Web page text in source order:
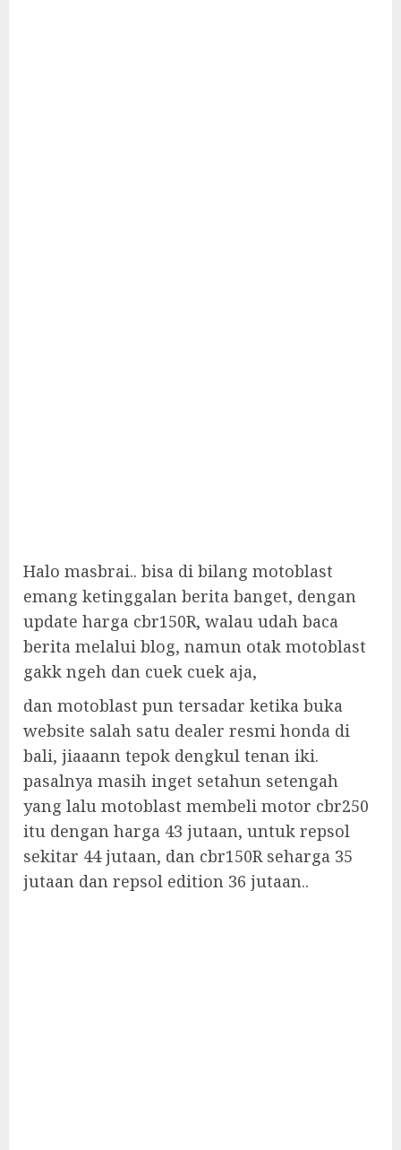
Halo masbrai.. bisa di bilang motoblast
emang ketinggalan berita banget, dengan
update harga cbr150R, walau udah baca
berita melalui blog, namun otak motoblast
gakk ngeh dan cuek cuek aja,
dan motoblast pun tersadar ketika buka
website salah satu dealer resmi honda di
bali, jiaaann tepok dengkul tenan iki.
pasalnya masih inget setahun setengah
yang lalu motoblast membeli motor cbr250
itu dengan harga 43 jutaan, untuk repsol
sekitar 44 jutaan, dan cbr150R seharga 35
jutaan dan repsol edition 36 jutaan..